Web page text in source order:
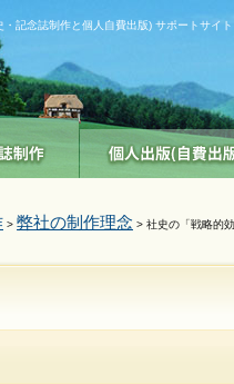
記念誌制作と個人自費出版) サポートサイト
> 弊社の制作理念 > 社史の「戦略的